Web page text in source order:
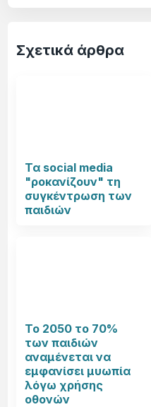
Σχετικά άρθρα
Τα social media
"ροκανίζουν" τη
συγκέντρωση των
παιδιών
Το 2050 το 70%
των παιδιών
αναμένεται να
εμφανίσει μυωπία
λόγω χρήσης
οθονών